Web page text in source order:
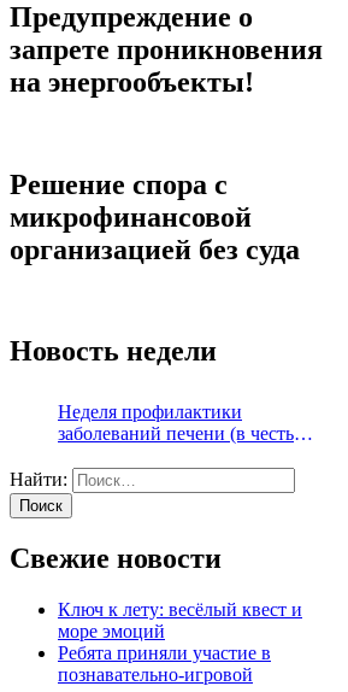
Предупреждение о
запрете проникновения
на энергообъекты!
Решение спора с
микрофинансовой
организацией без суда
Новость недели
Неделя профилактики
заболеваний печени (в честь
гепатитом 28 июля)
Найти:
Свежие новости
Ключ к лету: весёлый квест и
море эмоций
Ребята приняли участие в
познавательно-игровой